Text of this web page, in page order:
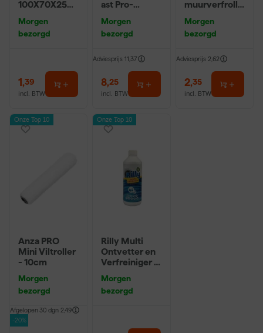
100X70X25m
P220
Morgen
bezorgd
1,39
incl. BTW
ast Pro-
10 (2cm)
Morgen
bezorgd
Adviesprijs 11,37
8,25
incl. BTW
muurverfrolle
Morgen
bezorgd
Adviesprijs 2,62
2,35
incl. BTW
Onze Top 10
Anza PRO
Mini Viltroller
- 10cm
Morgen
bezorgd
Afgelopen 30 dgn 2,49
-20%
Onze Top 10
Rilly Multi
Ontvetter en
Verfreiniger –
Morgen
bezorgd